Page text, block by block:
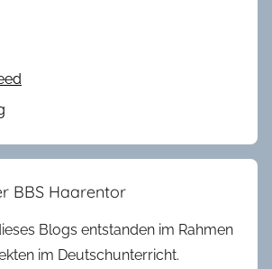
BBS Haarentor
Blogs entstanden im Rahmen
im Deutschunterricht.